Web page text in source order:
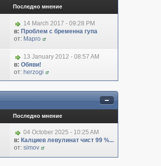
Последно мнение
14 March 2017 - 09:28 PM
в: Проблем с бременна гупа
от: Марго
13 January 2012 - 08:57 AM
в: Обяви!
от: herzogi
Последно мнение
04 October 2025 - 10:25 AM
в: Калциев левулинат чист 99 %...
от: simov